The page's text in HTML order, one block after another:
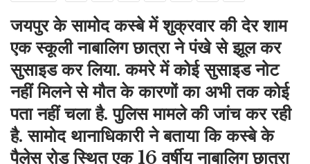
जयपुर के सामोद कस्बे में शुक्रवार की देर शाम
एक स्कूली नाबालिग छात्रा ने पंखे से झूल कर
सुसाइड कर लिया. कमरे में कोई सुसाइड नोट
नहीं मिलने से मौत के कारणों का अभी तक कोई
पता नहीं चला है. पुलिस मामले की जांच कर रही
है. सामोद थानाधिकारी ने बताया कि कस्बे के
पैलेस रोड स्थित एक 16 वर्षीय नाबालिग छात्रा